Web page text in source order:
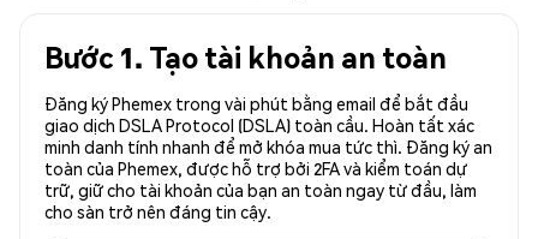
Bước 1. Tạo tài khoản an toàn
Đăng ký Phemex trong vài phút bằng email để bắt đầu
giao dịch DSLA Protocol (DSLA) toàn cầu. Hoàn tất xác
minh danh tính nhanh để mở khóa mua tức thì. Đăng ký an
toàn của Phemex, được hỗ trợ bởi 2FA và kiểm toán dự
trữ, giữ cho tài khoản của bạn an toàn ngay từ đầu, làm
cho sàn trở nên đáng tin cậy.